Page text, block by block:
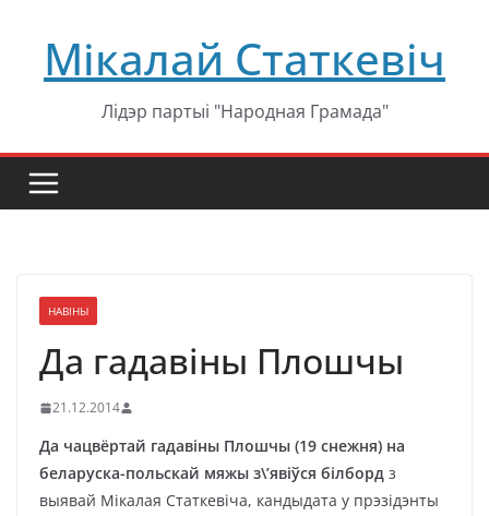
содержимому
Мікалай Статкевіч
Лідэр партыі "Народная Грамада"
НАВІНЫ
Да гадавіны Плошчы
21.12.2014
Да чацвёртай гадавіны Плошчы (19 снежня) на
беларуска-польскай мяжы з\’явіўся білборд з
выявай Мікалая Статкевіча, кандыдата у прэзідэнты